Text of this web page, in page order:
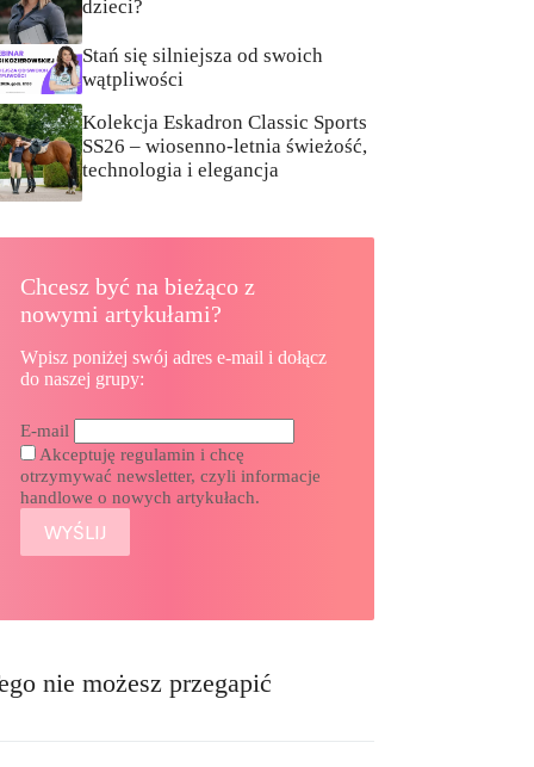
dzieci?
Stań się silniejsza od swoich
wątpliwości
Kolekcja Eskadron Classic Sports
SS26 – wiosenno-letnia świeżość,
technologia i elegancja
Chcesz być na bieżąco z
nowymi artykułami?
Wpisz poniżej swój adres e-mail i dołącz
do naszej grupy:
E-mail
Akceptuję regulamin i chcę
otrzymywać newsletter, czyli informacje
handlowe o nowych artykułach.
nie możesz przegapić